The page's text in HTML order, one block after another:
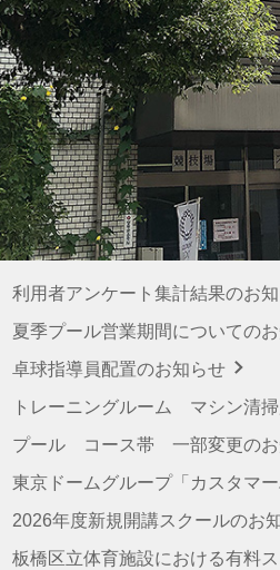
利用者アンケート集計結果のお
夏季プール営業期間についての
卓球指導員配置のお知らせ
トレーニングルーム マシン清
プール コース帯 一部変更のお
東京ドームグループ「カスタマ
2026年度新規開講スクールのお
板橋区立体育施設における有料